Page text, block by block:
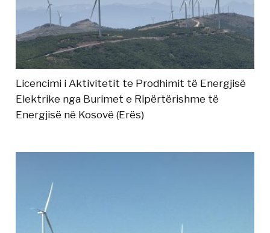
Licencimi i Aktivitetit te Prodhimit të Energjisë
Elektrike nga Burimet e Ripërtërishme të
Energjisë në Kosovë (Erës)